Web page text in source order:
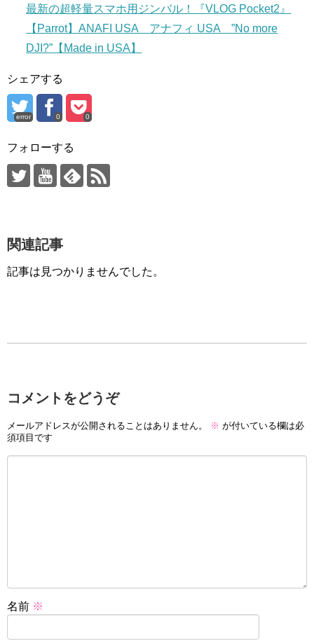
最新の超軽量スマホ用ジンバル！『VLOG Pocket2』
【Parrot】ANAFI USA アナフィ USA ”No more
DJI?”【Made in USA】
シェアする
error 0 0
フォローする
関連記事
記事は見つかりませんでした。
コメントをどうぞ
メールアドレスが公開されることはありません。 ※ が付いている欄は必
須項目です
名前 ※